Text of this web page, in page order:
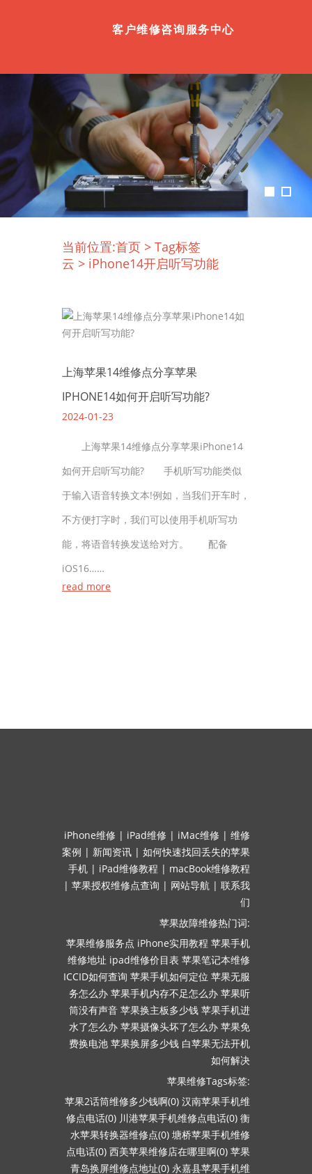
客户维修咨询服务中心
当前位置:首页 > Tag标签
云 > iPhone14开启听写功能
上海苹果14维修点分享苹果
IPHONE14如何开启听写功能?
2024-01-23
上海苹果14维修点分享苹果iPhone14
如何开启听写功能? 手机听写功能类似
于输入语音转换文本!例如，当我们开车时，
不方便打字时，我们可以使用手机听写功
能，将语音转换发送给对方。 配备
iOS16……
read more
iPhone维修 | iPad维修 | iMac维修 | 维修
案例 | 新闻资讯 | 如何快速找回丢失的苹果
手机 | iPad维修教程 | macBook维修教程
| 苹果授权维修点查询 | 网站导航 | 联系我
们
苹果故障维修热门词:
苹果维修服务点 iPhone实用教程 苹果手机
维修地址 ipad维修价目表 苹果笔记本维修
ICCID如何查询 苹果手机如何定位 苹果无服
务怎么办 苹果手机内存不足怎么办 苹果听
筒没有声音 苹果换主板多少钱 苹果手机进
水了怎么办 苹果摄像头坏了怎么办 苹果免
费换电池 苹果换屏多少钱 白苹果无法开机
如何解决
苹果维修Tags标签:
苹果2话筒维修多少钱啊(0) 汉南苹果手机维
修点电话(0) 川港苹果手机维修点电话(0) 衡
水苹果转换器维修点(0) 塘桥苹果手机维修
点电话(0) 西美苹果维修店在哪里啊(0) 苹果
青岛换屏维修点地址(0) 永嘉县苹果手机维